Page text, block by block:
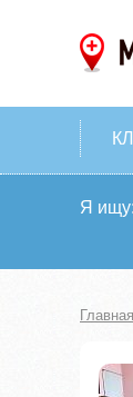
Я ищу:
Главная